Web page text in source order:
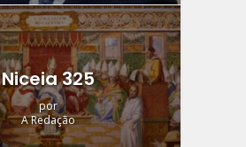
Niceia 325
por
A Redação